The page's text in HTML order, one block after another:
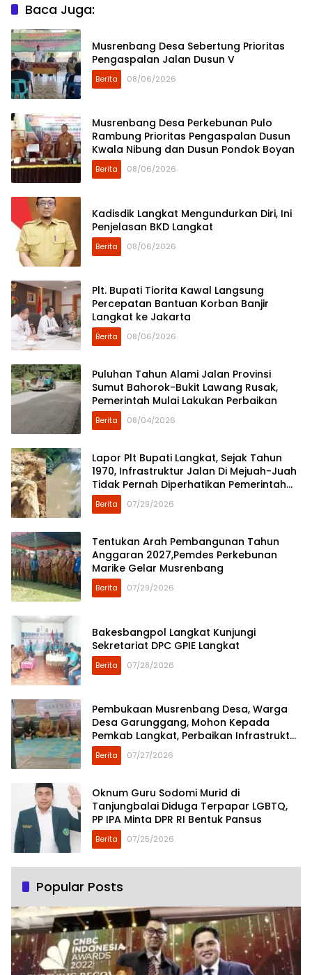
Baca Juga:
Musrenbang Desa Sebertung Prioritas
Pengaspalan Jalan Dusun V
Berita 08/06/2026
Musrenbang Desa Perkebunan Pulo
Rambung Prioritas Pengaspalan Dusun
Kwala Nibung dan Dusun Pondok Boyan
Berita 08/06/2026
Kadisdik Langkat Mengundurkan Diri, Ini
Penjelasan BKD Langkat
Berita 08/06/2026
Plt. Bupati Tiorita Kawal Langsung
Percepatan Bantuan Korban Banjir
Langkat ke Jakarta
Berita 08/06/2026
Puluhan Tahun Alami Jalan Provinsi
Sumut Bahorok-Bukit Lawang Rusak,
Pemerintah Mulai Lakukan Perbaikan
Berita 08/04/2026
Lapor Plt Bupati Langkat, Sejak Tahun
1970, Infrastruktur Jalan Di Mejuah-Juah
Tidak Pernah Diperhatikan Pemerintah
Kabupaten Langkat
Berita 07/29/2026
Tentukan Arah Pembangunan Tahun
Anggaran 2027,Pemdes Perkebunan
Marike Gelar Musrenbang
Berita 07/29/2026
Bakesbangpol Langkat Kunjungi
Sekretariat DPC GPIE Langkat
Berita 07/28/2026
Pembukaan Musrenbang Desa, Warga
Desa Garunggang, Mohon Kepada
Pemkab Langkat, Perbaikan Infrastruktur
di Dusun Mejuah-Juah
Berita 07/27/2026
Oknum Guru Sodomi Murid di
Tanjungbalai Diduga Terpapar LGBTQ,
PP IPA Minta DPR RI Bentuk Pansus
Berita 07/25/2026
Popular Posts